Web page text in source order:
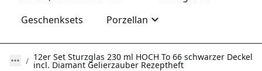
Geschenksets
Porzellan
12er Set Sturzglas 230 ml HOCH To 66 schwarzer Deckel
incl. Diamant Gelierzauber Rezeptheft